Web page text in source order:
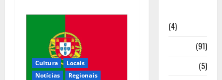
Cultura
Locais
Notícias
Regionais
(4)
(91)
(5)